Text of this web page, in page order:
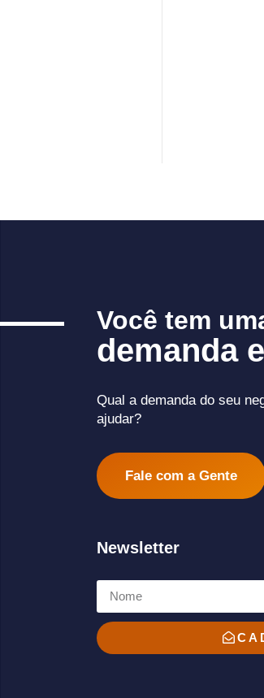
Você tem
demanda
Qual a demanda do seu
ajudar?
Fale com a Gente
Newsletter